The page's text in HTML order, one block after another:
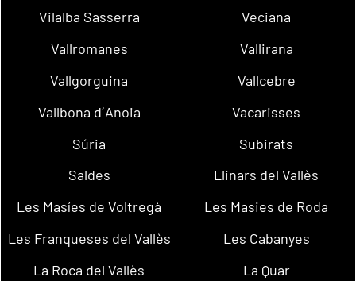
Vilalba Sasserra
Veciana
Vallromanes
Vallirana
Vallgorguina
Vallcebre
Vallbona d´Anoia
Vacarisses
Súria
Subirats
Saldes
Llinars del Vallès
Les Masíes de Voltregà
Les Masies de Roda
Les Franqueses del Vallès
Les Cabanyes
La Roca del Vallès
La Quar